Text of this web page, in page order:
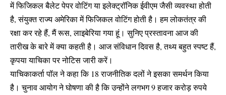
में फिजिकल बैलेट पेपर वोटिंग या इलेक्ट्रॉनिक ईवीएम जैसी व्यवस्था होती
है, संयुक्त राज्य अमेरिका में फिजिकल वोटिंग होती है। हम लोकतंत्र की
रक्षा कर रहे हैं, मैं रूस, लाइबेरिया गया हूं। सुनिए प्रस्तावना आज की
तारीख के बारे में क्या कहती है। आज संविधान दिवस है, तथ्य बहुत स्पष्ट हैं,
कृपया याचिका पर नोटिस जारी करें।
याचिकाकर्ता पॉल ने कहा कि 18 राजनीतिक दलों ने इसका समर्थन किया
है। चुनाव आयोग ने घोषणा की है कि उन्होंने लगभग 9 हजार करोड़ रुपये